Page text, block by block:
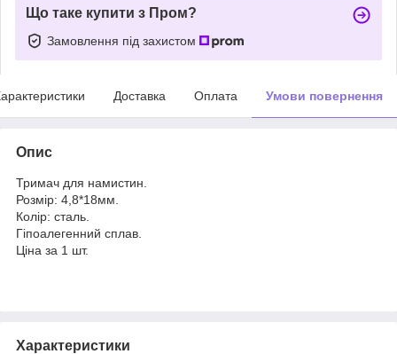
Що таке купити з Пром?
Замовлення під захистом
Доставка Оплата Умови повернення
Опис
Тримач для намистин.
Розмір: 4,8*18мм.
Колір: сталь.
Гіпоалегенний сплав.
Ціна за 1 шт.
Характеристики